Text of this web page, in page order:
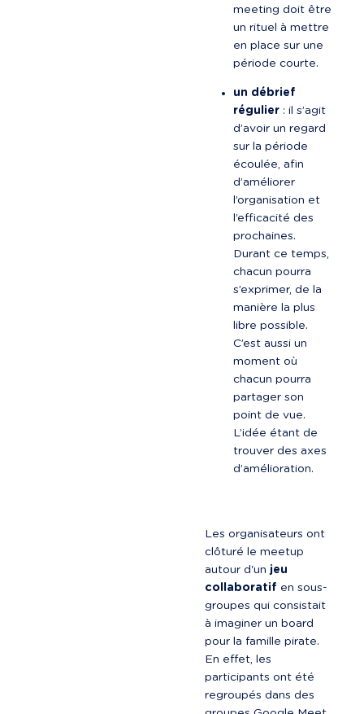
meeting doit être
un rituel à mettre
en place sur une
période courte.
un débrief
régulier : il s’agit
d’avoir un regard
sur la période
écoulée, afin
d’améliorer
l’organisation et
l’efficacité des
prochaines.
Durant ce temps,
chacun pourra
s’exprimer, de la
manière la plus
libre possible.
C’est aussi un
moment où
chacun pourra
partager son
point de vue.
L’idée étant de
trouver des axes
d’amélioration.
Les organisateurs ont
clôturé le meetup
autour d'un jeu
collaboratif en sous-
groupes qui consistait
à imaginer un board
pour la famille pirate.
En effet, les
participants ont été
regroupés dans des